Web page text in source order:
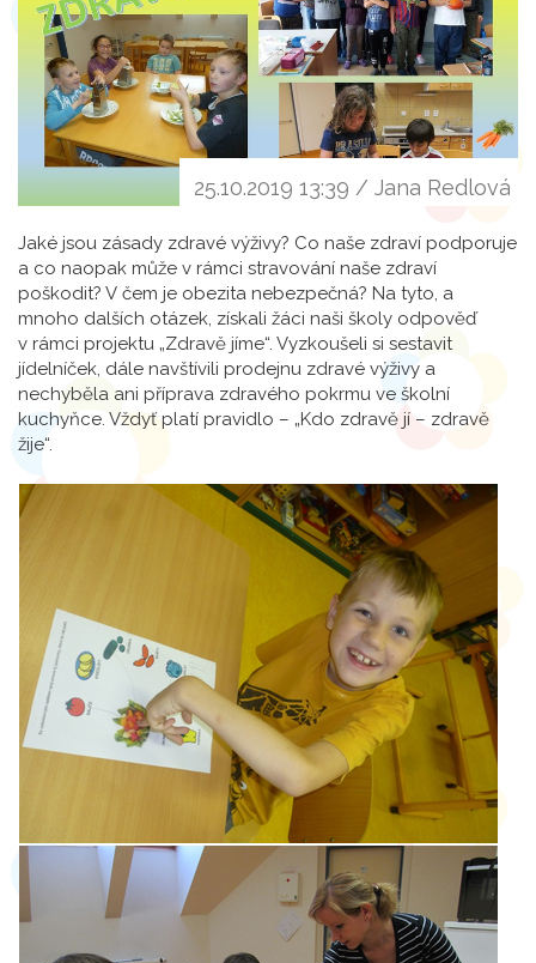
25.10.2019 13:39 / Jana Redlová
Jaké jsou zásady zdravé výživy? Co naše zdraví podporuje
a co naopak může v rámci stravování naše zdraví
poškodit? V čem je obezita nebezpečná? Na tyto, a
mnoho dalších otázek, získali žáci naši školy odpověď
v rámci projektu „Zdravě jíme“. Vyzkoušeli si sestavit
jídelníček, dále navštívili prodejnu zdravé výživy a
nechyběla ani příprava zdravého pokrmu ve školní
kuchyňce. Vždyť platí pravidlo – „Kdo zdravě jí – zdravě
žije“.